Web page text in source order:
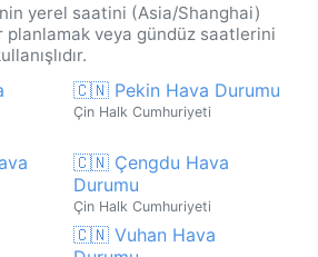
yerel saatini (Asia/Shanghai)
planlamak veya gündüz saatlerini
🇨🇳 Pekin Hava Durumu
Çin Halk Cumhuriyeti
🇨🇳 Çengdu Hava
Durumu
Çin Halk Cumhuriyeti
🇨🇳 Vuhan Hava